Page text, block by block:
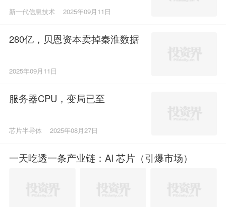
新一代信息技术 2025年09月11日
280亿，贝恩资本卖掉秦淮数据
2025年09月11日
服务器CPU，变局已至
芯片半导体 2025年08月27日
一天吃透一条产业链：AI 芯片（引爆市场）